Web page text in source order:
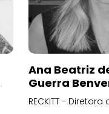
Ana Beatriz
Guerra
RECKITT -